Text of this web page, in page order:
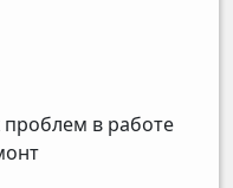
в работе